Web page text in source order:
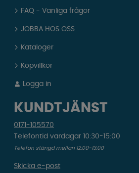
FAQ - Vanliga frågor
JOBBA HOS OSS
Kataloger
Köpvillkor
Logga in
KUNDTJÄNST
0171-105570
Telefontid vardagar 10:30-15:00
Telefon stängd mellan 12:00-13:00
Skicka e-post